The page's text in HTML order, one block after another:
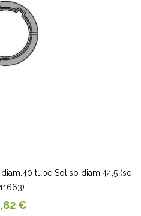
tube Soliso diam.44,5 (so
€